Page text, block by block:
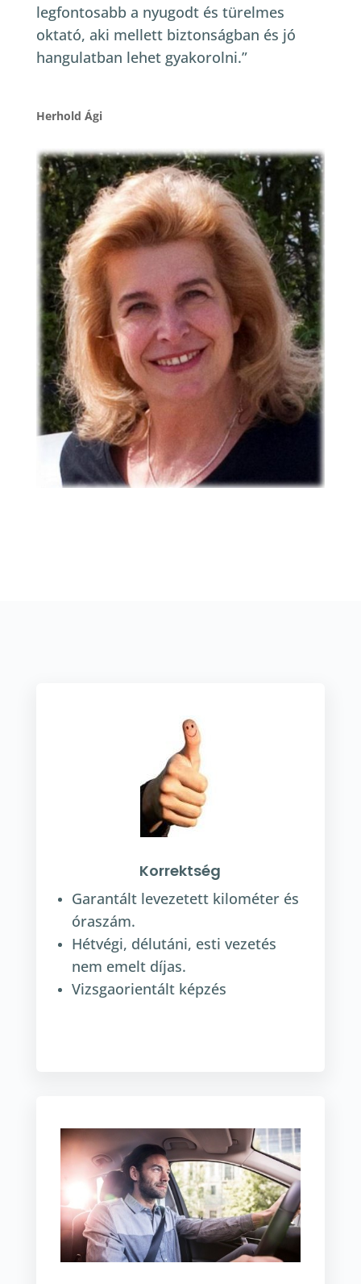
legfontosabb a nyugodt és türelmes
oktató, aki mellett biztonságban és jó
hangulatban lehet gyakorolni.”
Herhold Ági
Korrektség
Garantált levezetett kilométer és
óraszám.
Hétvégi, délutáni, esti vezetés
nem emelt díjas.
Vizsgaorientált képzés